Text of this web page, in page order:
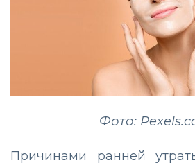
Фото:
Причинами ранней